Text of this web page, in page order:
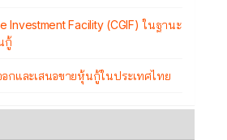
Investment Facility (CGIF) ในฐานะ
กู้
กและเสนอขายหุ้นกู้ในประเทศไทย